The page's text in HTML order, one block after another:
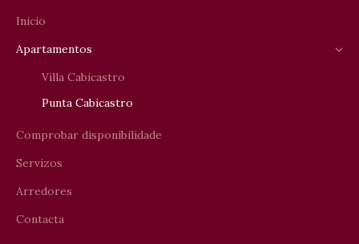
Inicio
Apartamentos
Villa Cabicastro
Punta Cabicastro
Comprobar disponibilidade
Servizos
Arredores
Contacta